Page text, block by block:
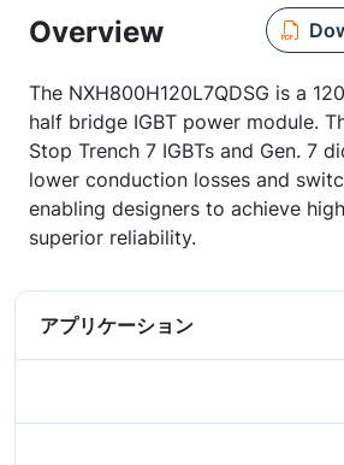
Overview
The NXH800H120L7QDSG is a
half bridge IGBT power module.
Stop Trench 7 IGBTs and Gen. 7
lower conduction losses and
enabling designers to achieve
superior reliability.
アプリケーション